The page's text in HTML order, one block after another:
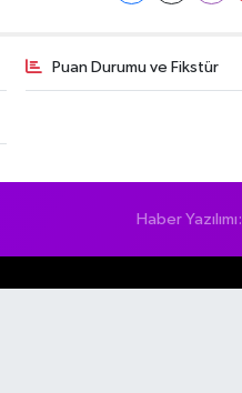
Puan Durumu ve Fikstür
Haber Yazılımı: